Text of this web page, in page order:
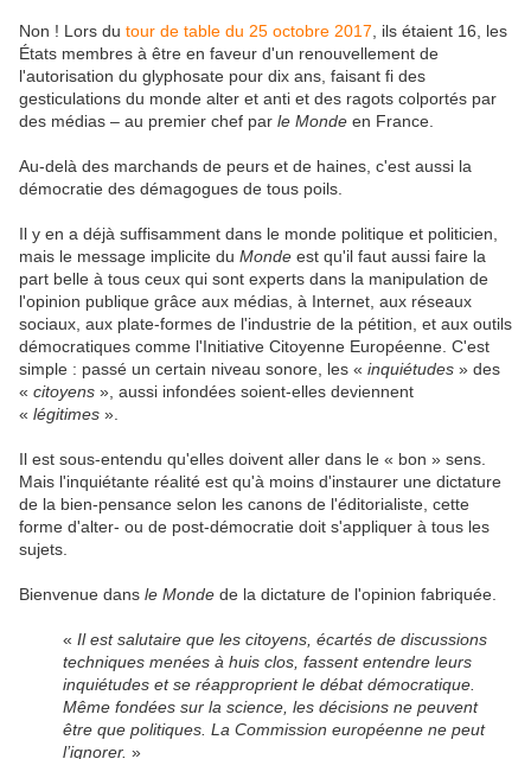
Non ! Lors du tour de table du 25 octobre 2017 , ils étaient 16, les
États membres à être en faveur d'un renouvellement de
l'autorisation du glyphosate pour dix ans, faisant fi des
gesticulations du monde alter et anti et des ragots colportés par
des médias – au premier chef par le Monde en France.
Au-delà des marchands de peurs et de haines, c'est aussi la
démocratie des démagogues de tous poils.
Il y en a déjà suffisamment dans le monde politique et politicien,
mais le message implicite du Monde est qu'il faut aussi faire la
part belle à tous ceux qui sont experts dans la manipulation de
l'opinion publique grâce aux médias, à Internet, aux réseaux
sociaux, aux plate-formes de l'industrie de la pétition, et aux outils
démocratiques comme l'Initiative Citoyenne Européenne. C'est
simple : passé un certain niveau sonore, les « inquiétudes » des
« citoyens », aussi infondées soient-elles deviennent
« légitimes ».
Il est sous-entendu qu'elles doivent aller dans le « bon » sens.
Mais l'inquiétante réalité est qu'à moins d'instaurer une dictature
de la bien-pensance selon les canons de l'éditorialiste, cette
forme d'alter- ou de post-démocratie doit s'appliquer à tous les
sujets.
Bienvenue dans le Monde de la dictature de l'opinion fabriquée.
«Il est salutaire que les citoyens, écartés de discussions
techniques menées à huis clos, fassent entendre leurs
inquiétudes et se réapproprient le débat démocratique.
Même fondées sur la science, les décisions ne peuvent
être que politiques. La Commission européenne ne peut
l’ignorer.»